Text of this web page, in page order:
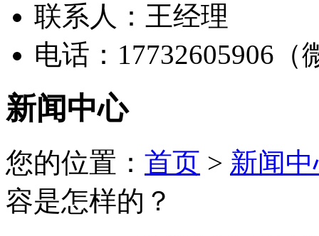
联系人：王经理
电话：17732605906（
新闻中心
您的位置： 首页 > 新闻
容是怎样的？